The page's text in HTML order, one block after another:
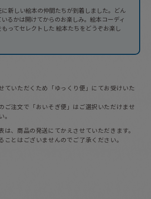
に新しい絵本の仲間たちが到着しました。どん
るかは開けてからのお楽しみ。絵本コーディ
ってセレクトした 絵本たちをどうぞお楽し
ていただくため「ゆっくり便」にてお受けいた
ご注文で「おいそぎ便」はご選択いただけませ
は、商品の発送にてかえさせていただきます。
ことはございませんのでご了承ください。